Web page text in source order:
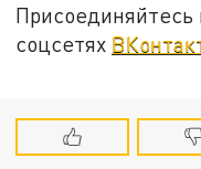
Присоединяйтесь
соцсетях